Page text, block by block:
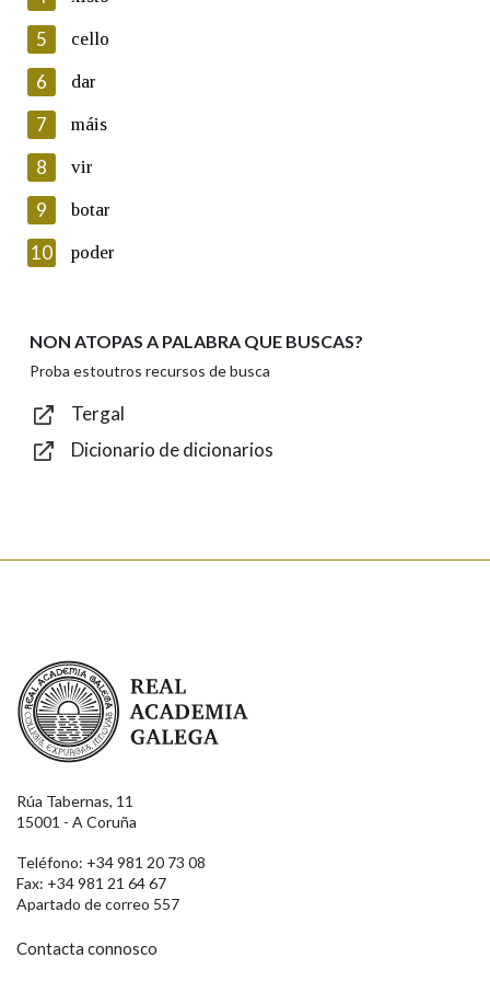
Lin e acepto as condicións da política de
Introduce o código que aparece na imaxe:
Texto de verificación
Enviar
5 cello
6 dar
7 máis
8 vir
9 botar
10 poder
NON ATOPAS A PALABRA QUE BUSCAS?
Proba estoutros recursos de busca
Tergal
Dicionario de dicionarios
Real Academia Galega
Rúa Tabernas, 11
15001 - A Coruña
Teléfono: +34 981 20 73 08
Fax: +34 981 21 64 67
Apartado de correo 557
Contacta connosco